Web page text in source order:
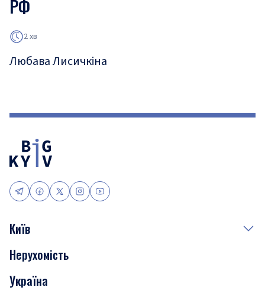
РФ
2 хв
Любава Лисичкіна
Київ
Події
Скандали
Нерухомість
Україна